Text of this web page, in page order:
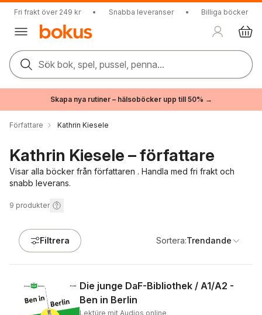
Fri frakt över 249 kr • Snabba leveranser • Billiga böcker
Sök bok, spel, pussel, penna...
Skapa nya rutiner – hälsoböcker upp till 50% →
Författare Kathrin Kiesele
Kathrin Kiesele – författare
Visar alla böcker från författaren . Handla med fri frakt och
snabb leverans.
9 produkter
Filtrera Sortera:Trendande
Die junge DaF-Bibliothek / A1/A2 -
Ben in Berlin
Lektüre mit Audios online